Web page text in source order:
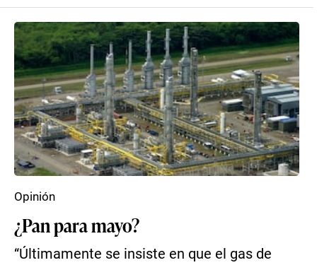
¿Pan para mayo?
“Últimamente se insiste en que el gas de
Opinión